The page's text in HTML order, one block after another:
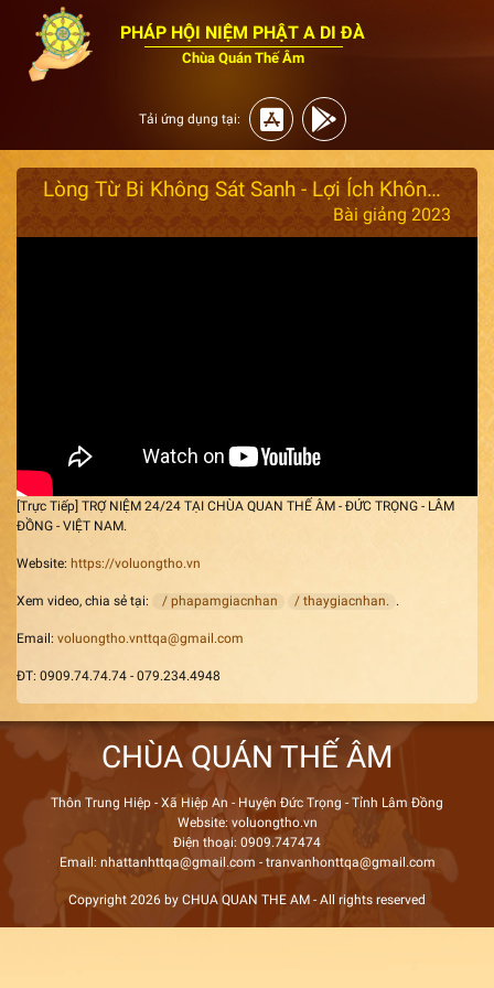
PHÁP HỘI NIỆM PHẬT A DI ĐÀ
Chùa Quán Thế Âm
Tải ứng dụng tại:
Lòng Từ Bi Không Sát Sanh - Lợi Ích Không Sát Sanh và Phóng Sanh (rất hay 2023) - Thầy Giác Nhàn
Bài giảng 2023
[Trực Tiếp] TRỢ NIỆM 24/24 TẠI CHÙA QUAN THẾ ÂM - ĐỨC TRỌNG - LÂM
ĐỒNG - VIỆT NAM.
Website: https://voluongtho.vn
Xem video, chia sẻ tại: / phapamgiacnhan / thaygiacnhan. .
Email: voluongtho.vnttqa@gmail.com
ĐT: 0909.74.74.74 - 079.234.4948
CHÙA QUÁN THẾ ÂM
Thôn Trung Hiệp - Xã Hiệp An - Huyện Đức Trọng - Tỉnh Lâm Đồng
Website: voluongtho.vn
Điện thoại: 0909.747474
Email: nhattanhttqa@gmail.com - tranvanhonttqa@gmail.com
Copyright 2026 by CHUA QUAN THE AM - All rights reserved